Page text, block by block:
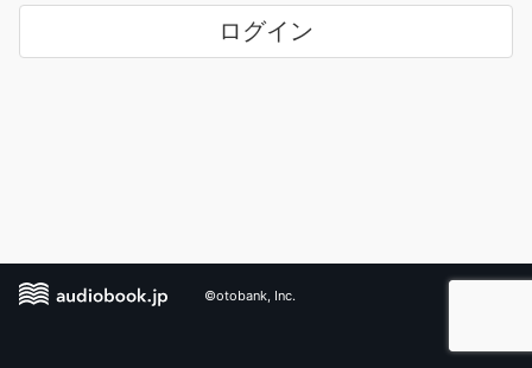
ログイン
©otobank, Inc.